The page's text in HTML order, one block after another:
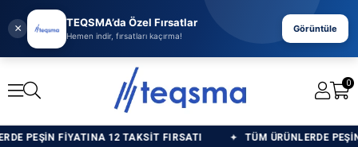
× TEQSMA’da Özel Fırsatlar
Hemen indir, fırsatları kaçırma!
Görüntüle
0
PEŞİN FİYATINA 12 TAKSİT FIRSATI TÜM ÜRÜNLERDE PEŞİN